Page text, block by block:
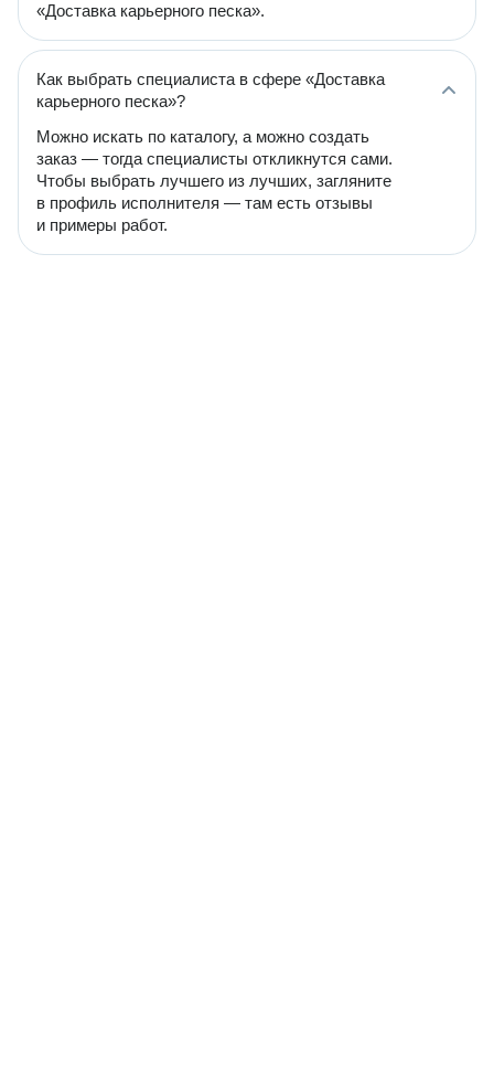
«Доставка карьерного песка».
Как выбрать специалиста в сфере «Доставка
карьерного песка»?
Можно искать по каталогу, а можно создать
заказ — тогда специалисты откликнутся сами.
Чтобы выбрать лучшего из лучших, загляните
в профиль исполнителя — там есть отзывы
и примеры работ.